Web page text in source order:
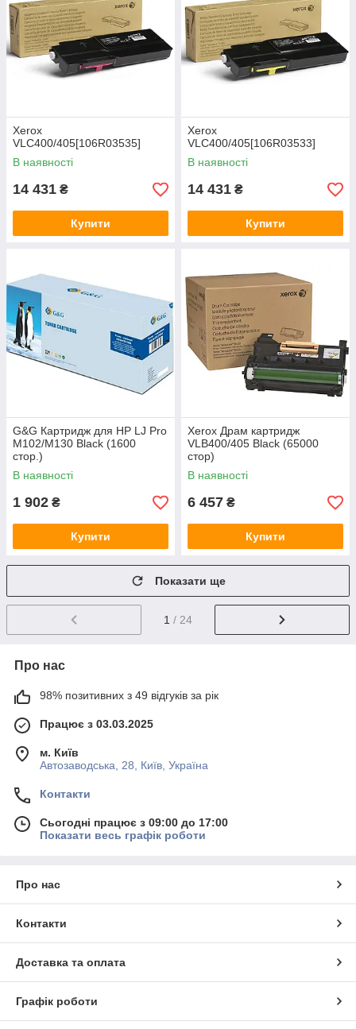
Xerox
VLC400/405[106R03535]
В наявності
14 431 ₴
Купити
Xerox
VLC400/405[106R03533]
В наявності
14 431 ₴
Купити
G&G Картридж для HP LJ Pro
M102/M130 Black (1600
стор.)
В наявності
1 902 ₴
Купити
Xerox Драм картридж
VLB400/405 Black (65000
стор)
В наявності
6 457 ₴
Купити
Показати ще
1 / 24
Про нас
98% позитивних з 49 відгуків за рік
Працює з 03.03.2025
м. Київ
Автозаводська, 28, Київ, Україна
Контакти
Сьогодні працює з 09:00 до 17:00
Показати весь графік роботи
Про нас
Контакти
Доставка та оплата
Графік роботи